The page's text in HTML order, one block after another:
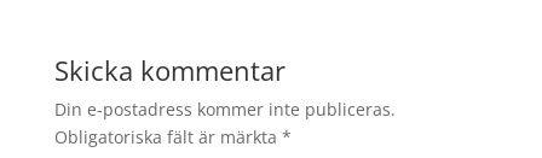
Skicka kommentar
Din e-postadress kommer inte publiceras.
Obligatoriska fält är märkta *